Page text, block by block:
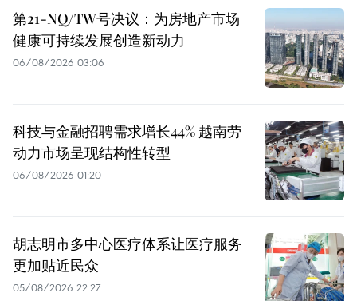
第21-NQ/TW号决议：为房地产市场
健康可持续发展创造新动力
06/08/2026 03:06
科技与金融招聘需求增长44% 越南劳
动力市场呈现结构性转型
06/08/2026 01:20
胡志明市多中心医疗体系让医疗服务
更加贴近民众
05/08/2026 22:27